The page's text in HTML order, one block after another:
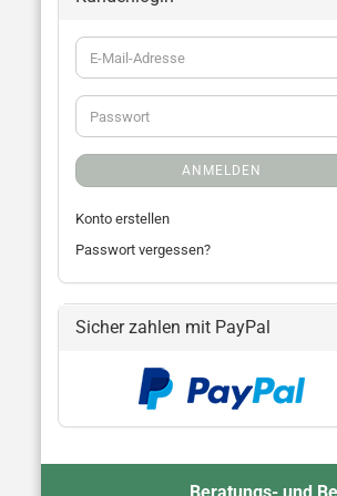
ANMELDEN
Konto erstellen
Passwort vergessen?
Sicher zahlen mit PayPal